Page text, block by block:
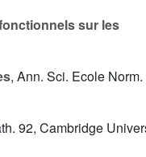
sur les
, Ann. Sci. Ecole Norm.
92, Cambridge